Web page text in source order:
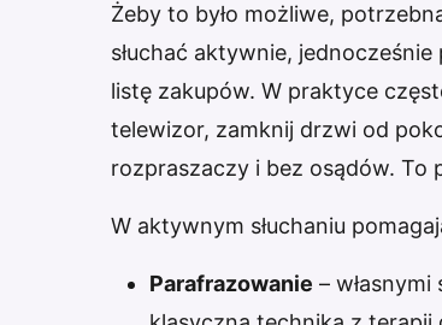
Żeby to było możliwe,
słuchać aktywnie,
listę zakupów. W praktyce
telewizor, zamknij drzwi od
rozpraszaczy i bez osądów. To
W aktywnym słuchaniu
Parafrazowanie – własnymi